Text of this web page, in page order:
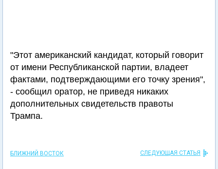
"Этот американский кандидат, который говорит
от имени Республиканской партии, владеет
фактами, подтверждающими его точку зрения",
- сообщил оратор, не приведя никаких
дополнительных свидетельств правоты
Трампа.
БЛИЖНИЙ ВОСТОК СЛЕДУЮЩАЯ СТАТЬЯ